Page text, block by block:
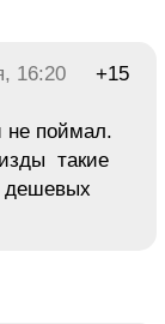
16:20 +15
не поймал.
такие
дешевых